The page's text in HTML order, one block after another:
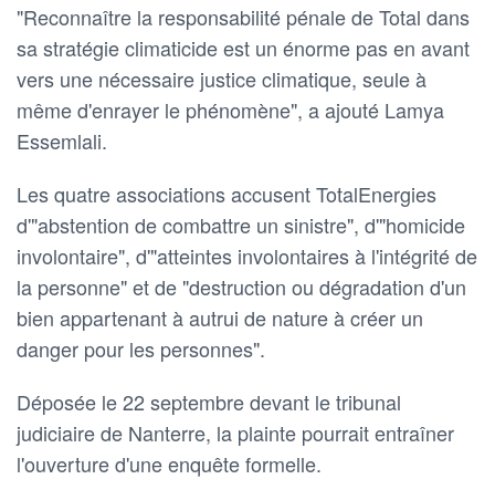
"Reconnaître la responsabilité pénale de Total dans
sa stratégie climaticide est un énorme pas en avant
vers une nécessaire justice climatique, seule à
même d'enrayer le phénomène", a ajouté Lamya
Essemlali.
Les quatre associations accusent TotalEnergies
d'"abstention de combattre un sinistre", d'"homicide
involontaire", d'"atteintes involontaires à l'intégrité de
la personne" et de "destruction ou dégradation d'un
bien appartenant à autrui de nature à créer un
danger pour les personnes".
Déposée le 22 septembre devant le tribunal
judiciaire de Nanterre, la plainte pourrait entraîner
l'ouverture d'une enquête formelle.